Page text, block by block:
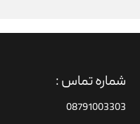
شماره تماس :
08791003303